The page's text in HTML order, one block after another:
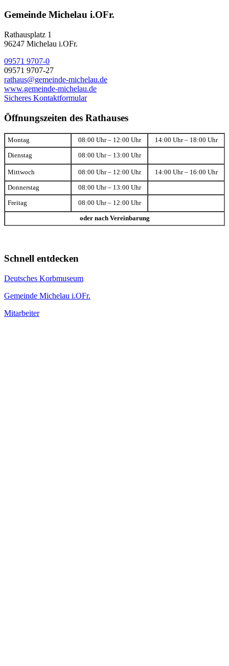
Gemeinde Michelau i.OFr.
Rathausplatz 1
96247 Michelau i.OFr.
09571 9707-0
09571 9707-27
rathaus@gemeinde-michelau.de
www.gemeinde-michelau.de
Sicheres Kontaktformular
Öffnungszeiten des Rathauses
Montag 08:00 Uhr – 12:00 Uhr 14:00 Uhr – 18:00 Uhr
Dienstag 08:00 Uhr – 13:00 Uhr
Mittwoch 08:00 Uhr – 12:00 Uhr 14:00 Uhr – 16:00 Uhr
Donnerstag 08:00 Uhr – 13:00 Uhr
Freitag 08:00 Uhr – 12:00 Uhr
oder nach Vereinbarung
Schnell entdecken
Deutsches Korbmuseum
Gemeinde Michelau i.OFr.
Mitarbeiter